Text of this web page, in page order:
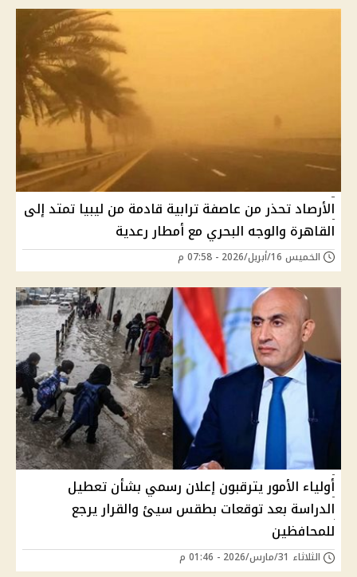
الأرصاد تحذر من عاصفة ترابية قادمة من ليبيا تمتد إلى
القاهرة والوجه البحري مع أمطار رعدية
الخميس 16/أبريل/2026 - 07:58 م
أولياء الأمور يترقبون إعلان رسمي بشأن تعطيل
الدراسة بعد توقعات بطقس سيئ والقرار يرجع
للمحافظين
الثلاثاء 31/مارس/2026 - 01:46 م